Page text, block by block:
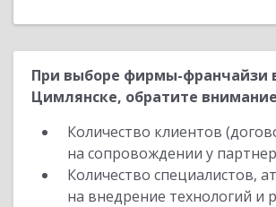
При выборе фирмы-франчайзи
Цимлянске, обратите
Количество клиентов
на сопровождении у
Количество специалистов,
на внедрение технологий и